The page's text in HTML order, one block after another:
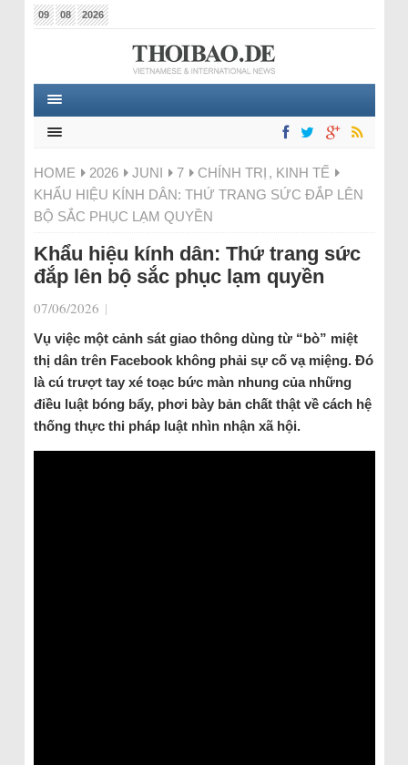
09 08 2026
HOME 2026 JUNI 7 CHÍNH TRỊ , KINH TẾ
KHẨU HIỆU KÍNH DÂN: THỨ TRANG SỨC ĐẮP LÊN
BỘ SẮC PHỤC LẠM QUYỀN
Khẩu hiệu kính dân: Thứ trang sức
đắp lên bộ sắc phục lạm quyền
07/06/2026 |
Vụ việc một cảnh sát giao thông dùng từ “bò” miệt
thị dân trên Facebook không phải sự cố vạ miệng. Đó
là cú trượt tay xé toạc bức màn nhung của những
điều luật bóng bẩy, phơi bày bản chất thật về cách hệ
thống thực thi pháp luật nhìn nhận xã hội.